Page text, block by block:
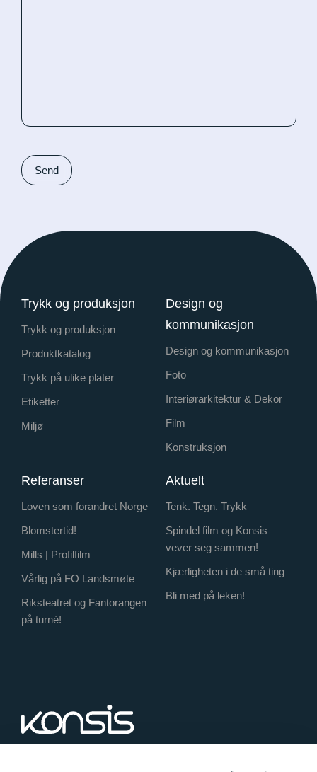
Trykk og produksjon
Trykk og produksjon
Produktkatalog
Trykk på ulike plater
Etiketter
Miljø
Design og
kommunikasjon
Design og kommunikasjon
Foto
Interiørarkitektur & Dekor
Film
Konstruksjon
Referanser
Loven som forandret Norge
Blomstertid!
Mills | Profilfilm
Vårlig på FO Landsmøte
Riksteatret og Fantorangen
på turné!
Aktuelt
Tenk. Tegn. Trykk
Spindel film og Konsis
vever seg sammen!
Kjærligheten i de små ting
Bli med på leken!